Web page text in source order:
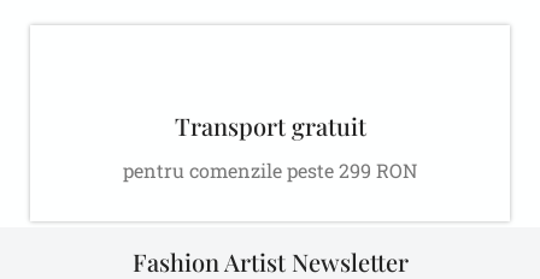
Transport gratuit
pentru comenzile peste 299 RON
Fashion Artist Newsletter